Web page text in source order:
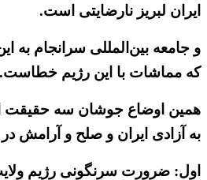
ایران لبریز نارضایتی است.
و جامعه بین‌المللی سرانجام به
که مماشات با این رژیم خطاست.
همین اوضاع جوشان سه حقیقت
به‌‌ آزادی ایران و صلح و آرامش
اول:‌ ضرورت سرنگونی رژیم